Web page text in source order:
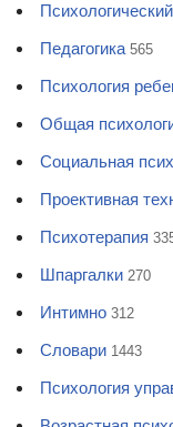
Педагогика 565
Психология
Общая
Социальная
Проективная
Психотерапия
Шпаргалки 270
Интимно 312
Словари 1443
Психология